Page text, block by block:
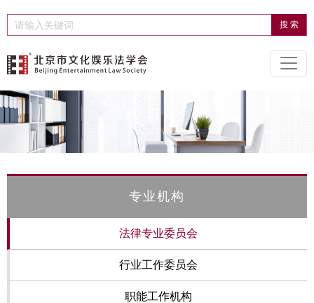
专业机构
法律专业委员会
行业工作委员会
职能工作机构